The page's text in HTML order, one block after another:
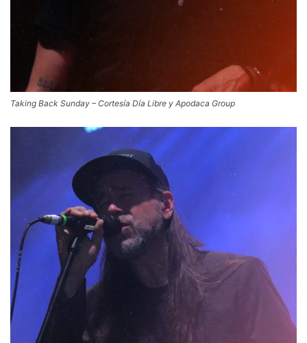
Taking Back Sunday – Cortesía Día Libre y Apodaca Group